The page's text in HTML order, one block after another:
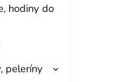
hodiny do
peleríny